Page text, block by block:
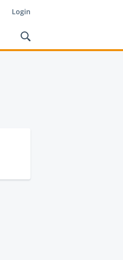
Login